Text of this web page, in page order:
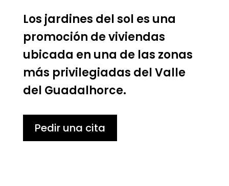
Los jardines del sol es una
promoción de viviendas
ubicada en una de las zonas
más privilegiadas del Valle
del Guadalhorce.
Pedir una cita